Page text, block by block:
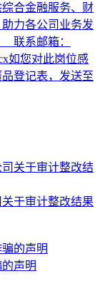
合金融服务、财
力各公司业务发
联系邮箱：
如您对此岗位感
登记表，发送至
于审计整改结果
声明